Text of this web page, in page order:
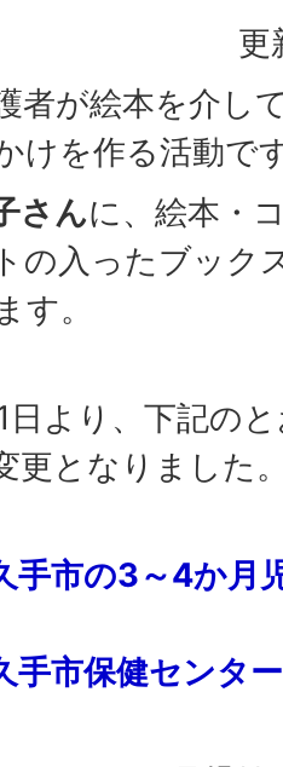
更
者が絵本を介し
けを作る活動で
さんに、絵本・
の入ったブック
す。
より、下記の
更となりました
手市の3～4か月
手市保健センター